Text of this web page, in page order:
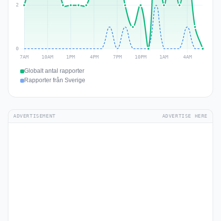
Globalt antal rapporter
Rapporter från Sverige
ADVERTISEMENT ADVERTISE HERE